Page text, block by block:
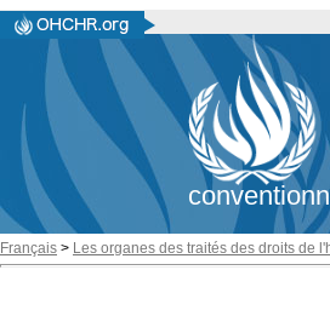
Français > Les organes des traités des droits de